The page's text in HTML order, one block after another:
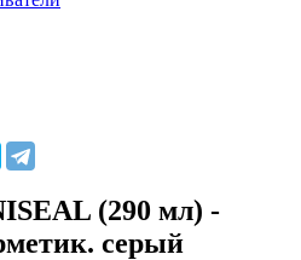
(290 мл) -
серый